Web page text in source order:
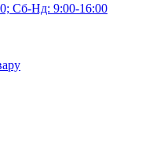
Сб-Нд: 9:00-16:00